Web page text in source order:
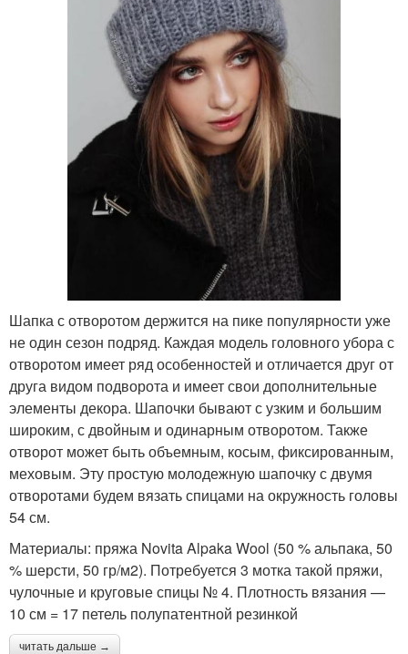
Шапка с отворотом держится на пике популярности уже
не один сезон подряд. Каждая модель головного убора с
отворотом имеет ряд особенностей и отличается друг от
друга видом подворота и имеет свои дополнительные
элементы декора. Шапочки бывают с узким и большим
широким, с двойным и одинарным отворотом. Также
отворот может быть объемным, косым, фиксированным,
меховым. Эту простую молодежную шапочку с двумя
отворотами будем вязать спицами на окружность головы
54 см.
Материалы: пряжа Novita Alpaka Wool (50 % альпака, 50
% шерсти, 50 гр/м2). Потребуется 3 мотка такой пряжи,
чулочные и круговые спицы № 4. Плотность вязания —
10 см = 17 петель полупатентной резинкой
читать дальше →